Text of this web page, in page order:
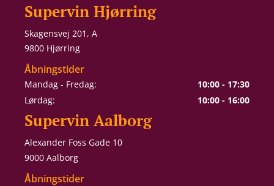
Supervin Hjørring
Skagensvej 201, A
9800 Hjørring
Åbningstider
Mandag - Fredag:
10:00 - 17:30
Lørdag:
10:00 - 16:00
Supervin Aalborg
Alexander Foss Gade 10
9000 Aalborg
Åbningstider